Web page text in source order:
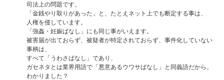
司法上の問題です。
「金銭やり取りがあった」と、たとえネット上でも断定する事は、
人権を侵しています。
「強姦・妊娠ばなし」にも同じ事がいえます。
被害届が出ておらず、被疑者が特定されておらず、事件化していない
事柄は、
すべて「うわさばなし」であり、
ガセネタとは業界用語で「悪意あるウワサばなし」と同義語だから。
わかりました？